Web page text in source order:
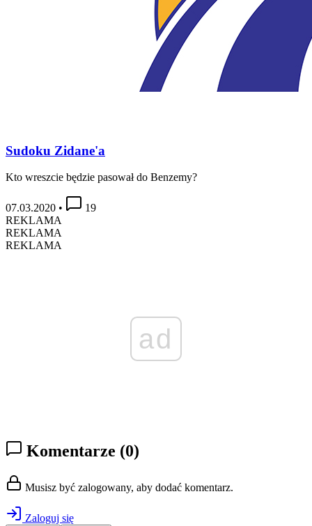
Sudoku Zidane'a
Kto wreszcie będzie pasował do Benzemy?
07.03.2020 •
19
REKLAMA
REKLAMA
REKLAMA
ad
Komentarze (0)
Musisz być zalogowany, aby dodać komentarz.
Zaloguj się